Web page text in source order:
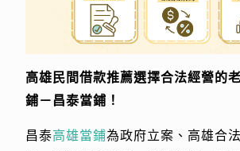
高雄民間借款推薦選擇合法經營的
鋪－昌泰當鋪！
昌泰高雄當鋪為政府立案、高雄合